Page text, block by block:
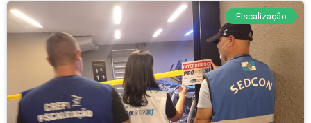
Fiscalização